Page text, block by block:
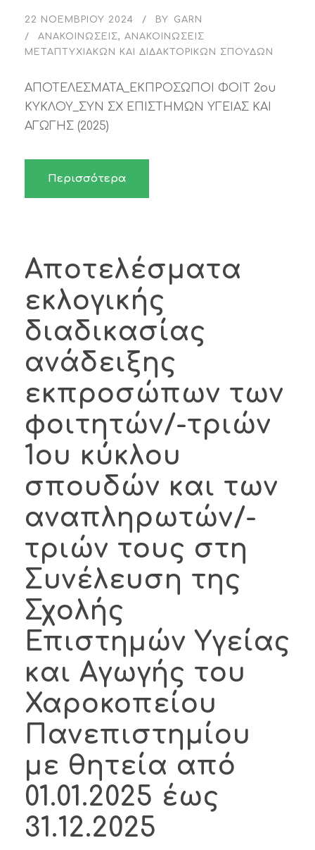
22 ΝΟΕΜΒΡΊΟΥ 2024 BY
GARN
ΑΝΑΚΟΙΝΏΣΕΙΣ, ΑΝΑΚΟΙΝΏΣΕΙΣ
ΜΕΤΑΠΤΥΧΙΑΚΏΝ ΚΑΙ ΔΙΔΑΚΤΟΡΙΚΏΝ ΣΠΟΥΔΏΝ
ΑΠΟΤΕΛΕΣΜΑΤΑ_ΕΚΠΡΟΣΩΠΟΙ ΦΟΙΤ 2ου
ΚΥΚΛΟΥ_ΣΥΝ ΣΧ ΕΠΙΣΤΗΜΩΝ ΥΓΕΙΑΣ ΚΑΙ
ΑΓΩΓΗΣ (2025)
Περισσότερα
Αποτελέσματα
εκλογικής
διαδικασίας
ανάδειξης
εκπροσώπων των
φοιτητών/-τριών
1ου κύκλου
σπουδών και των
αναπληρωτών/-
τριών τους στη
Συνέλευση της
Σχολής
Επιστημών Υγείας
και Αγωγής του
Χαροκοπείου
Πανεπιστημίου
με θητεία από
01.01.2025 έως
31.12.2025